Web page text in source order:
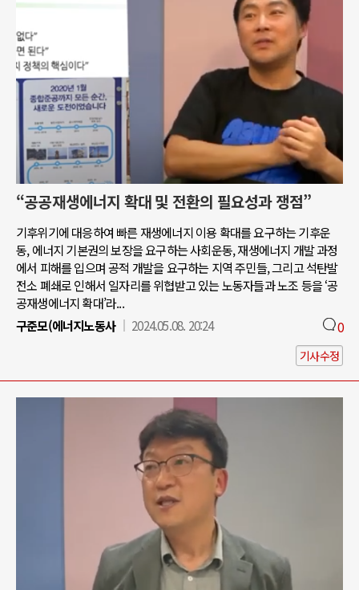
“공공재생에너지 확대 및 전환의 필요성과 쟁점”
기후위기에 대응하여 빠른 재생에너지 이용 확대를 요구하는 기후운
동, 에너지 기본권의 보장을 요구하는 사회운동, 재생에너지 개발 과정
에서 피해를 입으며 공적 개발을 요구하는 지역 주민들, 그리고 석탄발
전소 폐쇄로 인해서 일자리를 위협받고 있는 노동자들과 노조 등을 ‘공
공재생에너지 확대’라...
구준모(에너지노동사
2024.05.08. 20:24 0
기사수정